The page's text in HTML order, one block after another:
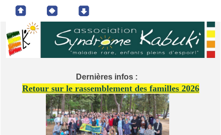
Dernières infos :
Retour sur le rassemblement des familles 2026